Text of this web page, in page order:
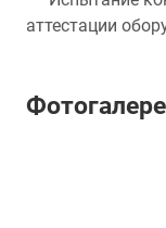
аттестации